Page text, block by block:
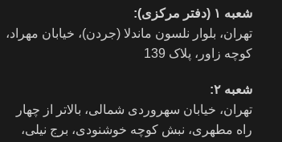
شعبه ۱ (دفتر مرکزی):
تهران، بلوار نلسون ماندلا (جردن)، خیابان مهراد،
کوچه زاور، پلاک 139
شعبه ۲:
تهران، خيابان سهروردی شمالی، بالاتر از چهار
راه مطهری، نبش کوچه خوشنودی، برج نیلی،